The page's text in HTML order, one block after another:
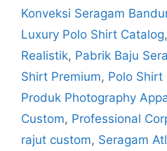
Konveksi Seragam
Luxury Polo Shirt Catalog,
Realistik, Pabrik Baju
Shirt Premium, Polo Shirt
Produk Photography
Custom, Professional
rajut custom, Seragam